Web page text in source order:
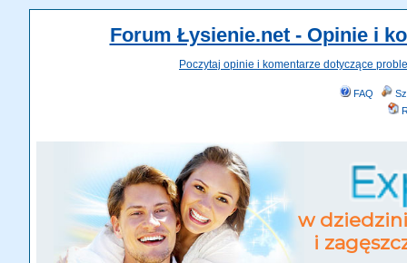
Forum Łysienie.net - Opinie i
Poczytaj opinie i komentarze dotyczące
FAQ